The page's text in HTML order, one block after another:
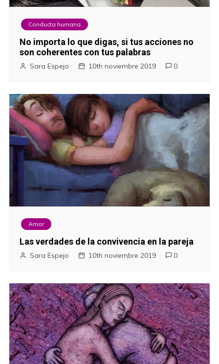
Conducta humana
No importa lo que digas, si tus acciones no
son coherentes con tus palabras
Sara Espejo 10th noviembre 2019 0
Amor
Las verdades de la convivencia en la pareja
Sara Espejo 10th noviembre 2019 0